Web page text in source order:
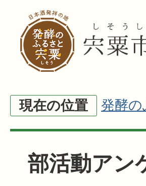
現在の位置 発酵
部活動アン